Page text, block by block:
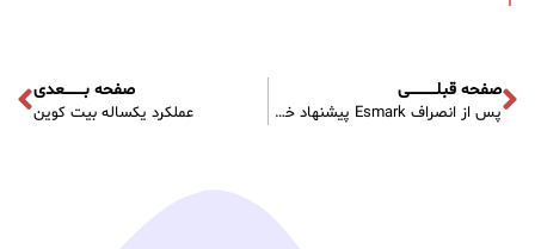
صفحه قبلـــــــــــی
پس از انصراف Esmark پیشنهاد خرید، سهام فولاد ایالات متحده کاهش یافت
صفحه بــــــــعدی
عملکرد یکساله بیت کوین